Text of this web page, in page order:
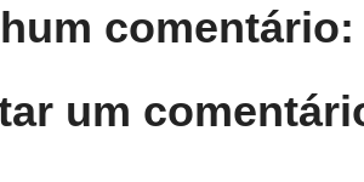
comentário:
um